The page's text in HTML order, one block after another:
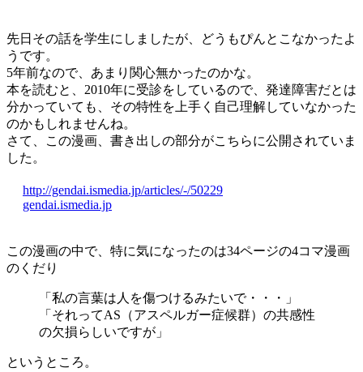
先日その話を学生にしましたが、どうもぴんとこなかったよ
うです。
5年前なので、あまり関心無かったのかな。
本を読むと、2010年に受診をしているので、発達障害だとは
分かっていても、その特性を上手く自己理解していなかった
のかもしれませんね。
さて、この漫画、書き出しの部分がこちらに公開されていま
した。
http://gendai.ismedia.jp/articles/-/50229
gendai.ismedia.jp
この漫画の中で、特に気になったのは34ページの4コマ漫画
のくだり
「私の言葉は人を傷つけるみたいで・・・」
「それってAS（アスペルガー症候群）の共感性
の欠損らしいですが」
というところ。